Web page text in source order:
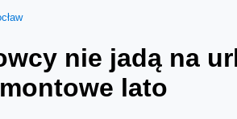
nie jadą na
lato